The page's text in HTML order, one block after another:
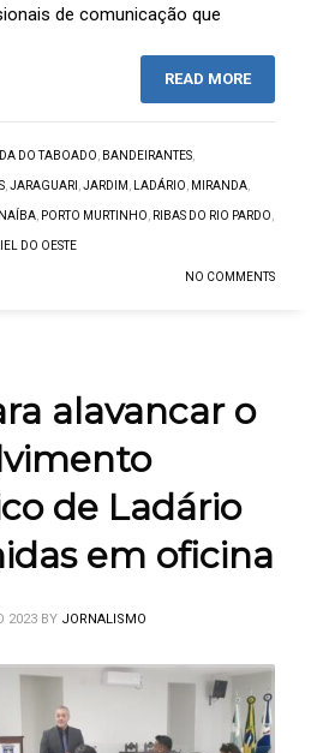
de comunicação que
READ MORE
DO TABOADO, BANDEIRANTES,
,JARAGUARI ,JARDIM , LADÁRIO, MIRANDA,
, PORTO MURTINHO, RIBAS DO RIO PARDO,
DO OESTE
NO COMMENTS
alavancar o
de Ladário
em oficina
2023 BY JORNALISMO